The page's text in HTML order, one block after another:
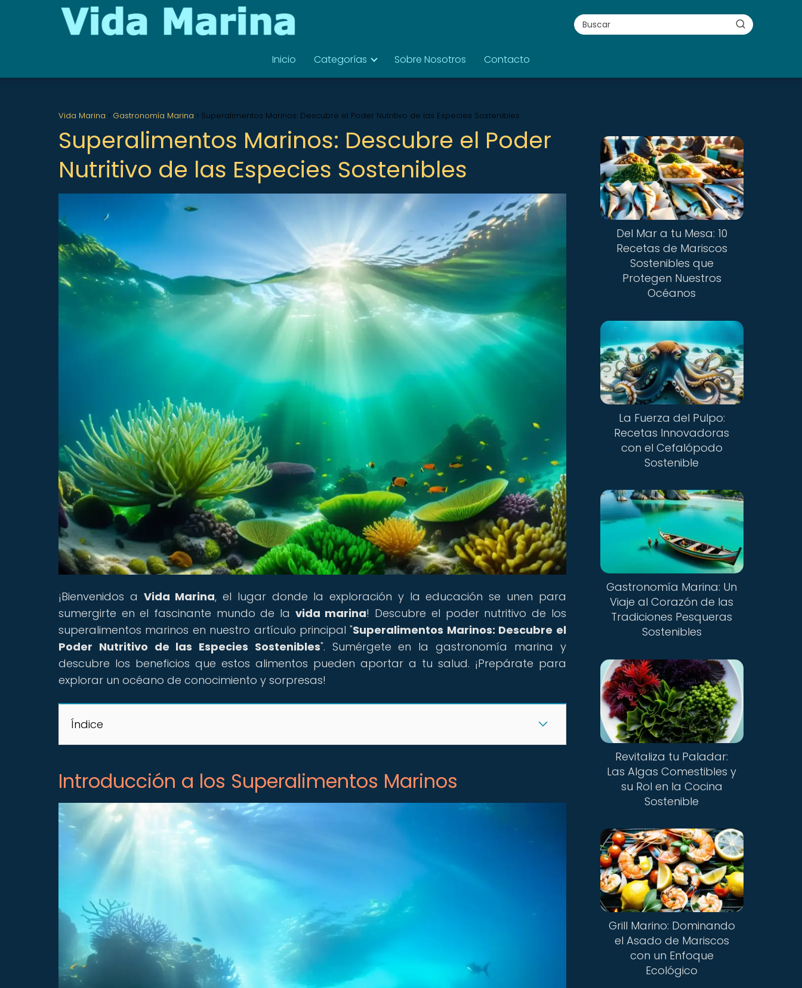
Inicio Categorías Sobre Nosotros Contacto
Vida Marina Gastronomía Marina Superalimentos Marinos: Descubre el Poder Nutritivo de las Especies Sostenibles
Superalimentos Marinos: Descubre el Poder
Nutritivo de las Especies Sostenibles
¡Bienvenidos a Vida Marina, el lugar donde la exploración y la educación se unen para
sumergirte en el fascinante mundo de la vida marina! Descubre el poder nutritivo de los
superalimentos marinos en nuestro artículo principal "Superalimentos Marinos: Descubre el
Poder Nutritivo de las Especies Sostenibles". Sumérgete en la gastronomía marina y
descubre los beneficios que estos alimentos pueden aportar a tu salud. ¡Prepárate para
explorar un océano de conocimiento y sorpresas!
Índice
Introducción a los Superalimentos Marinos
Del Mar a tu Mesa: 10
Recetas de Mariscos
Sostenibles que
Protegen Nuestros
Océanos
La Fuerza del Pulpo:
Recetas Innovadoras
con el Cefalópodo
Sostenible
Gastronomía Marina: Un
Viaje al Corazón de las
Tradiciones Pesqueras
Sostenibles
Revitaliza tu Paladar:
Las Algas Comestibles y
su Rol en la Cocina
Sostenible
Grill Marino: Dominando
el Asado de Mariscos
con un Enfoque
Ecológico